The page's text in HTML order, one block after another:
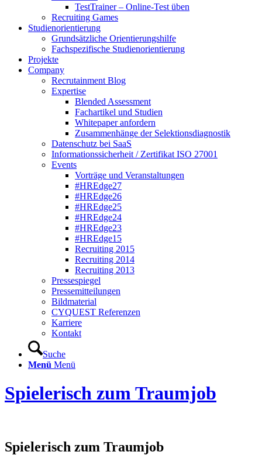
TestTrainer – Online-Test üben
Recruiting Games
Studienorientierung
Grundsätzliche Orientierungshilfe
Fachspezifische Studienorientierung
Projekte
Company
Recrutainment Blog
Expertise
Blended Assessment
Fachartikel und Studien
Whitepaper anfordern
Zusammenhänge der Selektionsdiagnostik
Datenschutz bei SaaS
Informationssicherheit / Zertifikat ISO 27001
Events
Vorträge und Veranstaltungen
#HREdge27
#HREdge26
#HREdge25
#HREdge24
#HREdge23
#HREdge15
Recruiting 2015
Recruiting 2014
Recruiting 2013
Pressespiegel
Pressemitteilungen
Bildmaterial
CYQUEST Referenzen
Karriere
Kontakt
Suche
Menü Menü
Spielerisch zum Traumjob
Spielerisch zum Traumjob